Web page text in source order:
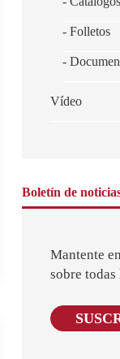
- Folletos
-
Vídeo
Boletín de
Mantente
sobre